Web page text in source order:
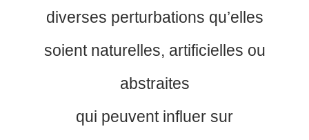
diverses perturbations qu’elles
soient naturelles, artificielles ou
abstraites
qui peuvent influer sur